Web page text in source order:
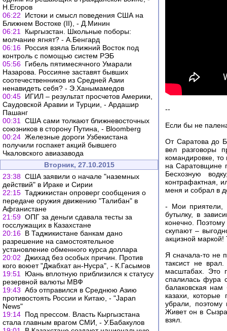
Н.Егоров
06:22
Истоки и смысл поведения США на
Ближнем Востоке (II), - Д.Минин
06:21
Кыргызстан. Школьные поборы:
молчание ягнят? - А.Бенгард
06:16 Россия взяла Ближний Восток под
контроль с помощью систем РЭБ
05:56 Гибель пятимесячного Умарали
Назарова. Россияне заставят бывших
соотечественников из Средней Азии
ненавидеть себя? - Э.Ханымамедов
00:45 ИГИЛ – результат просчетов Америки,
Саудовской Аравии и Турции, - Ардашир
Пашанг
00:31
США сами толкают ближневосточных
союзников в сторону Путина, - Bloomberg
00:24 Железные дороги Узбекистана
получили госпакет акций бывшего
Чкаловского авиазавода
Вторник, 27.10.2015
23:38 США заявили о начале "наземных
действий" в Ираке и Сирии
22:15 Таджикистан опроверг сообщения о
передаче оружия движению "Талибан" в
Афганистане
21:59 ОПГ за деньги сдавала тесты за
госслужащих в Казахстане
20:16 В Таджикистане банкам дано
разрешение на самостоятельное
установление обменного курса доллара
20:02
Джихад без особых причин. Против
кого воюет "Джабхат ан-Нусра", - К.Гасымов
19:51
Юань вплотную приблизился к статусу
резервной валюты МВФ
19:43 Абэ отправился в Среднюю Азию
противостоять России и Китаю, - "Japan
News"
19:14 Под прессом. Власть Кыргызстана
стала главным врагом СМИ, - У.Бабакулов
--
Если бы не
От Саратова до
вел разговоры
командировке,
на Саратовщине
Бесхозную
контрафактная,
меня и собрал в
- Мои приятели,
бутылку, в
конечно.
скупают –
акцизной
Я сначала-то не
таксист не
масштабах. Это
спалилась фура
балаковская
казахи,
убрали,
Живет он в
взял.